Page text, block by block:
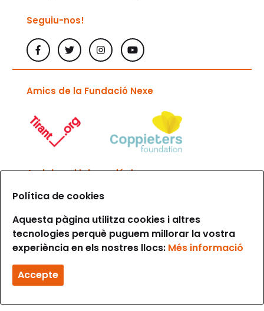
Seguiu-nos!
Amics de la Fundació Nexe
Amb la col·laboració de
Política de privacitat
Política de cookies
Política de cookies
Aquesta pàgina utilitza cookies i altres
tecnologies perquè puguem millorar la vostra
experiència en els nostres llocs: Més informació
Accepte